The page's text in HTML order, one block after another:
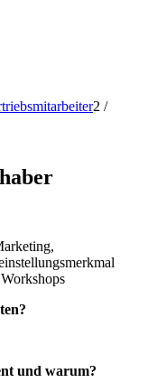
2 /
und warum?